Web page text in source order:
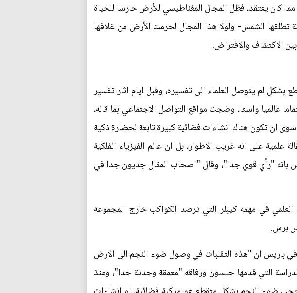
كان يعتقد، فظل المجال المغناطيسي للأرض حارسا للحياة
الشمس- ولولا هذا المجال لحرمت الأرض من غلافها
الاكتشاف والافتراض.
المتقطع بشكل لم يتوصل العلماء الى تفسيره، وقبل ايام اثار تفسير
عالميا واسعا، وضجت مواقع التواصل الاجتماعي بما قاله،
ان تكون هناك انشاءات فضائية كبيرة تابعة لحضارة ذكية
على انه غريب الاطوار، بل ان عالم الفيزياء الفلكية
"رأي قوي جدا"، وقال "اصحاب المقال جديون جدا في
في مهمة كيبلر التي ترصد الكواكب خارج المجموعة
برس.
في باريس ان "هذه التقلبات في وصول ضوء النجم الى الارض
التي قدمها جيسون ورفاقه "معمقة وجدية جدا"، ومنذ